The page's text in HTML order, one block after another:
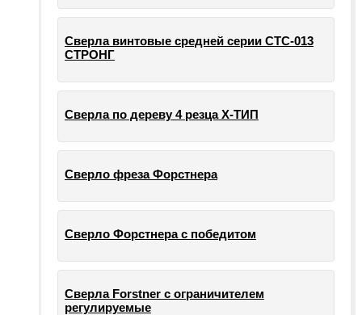
Сверла винтовые средней серии СТС-013
СТРОНГ
Сверла по дереву 4 резца Х-ТИП
Сверло фреза Форстнера
Сверло Форстнера с победитом
Сверла Forstner с ограничителем
регулируемые